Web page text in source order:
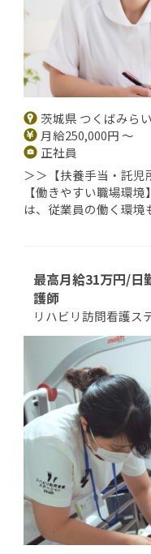
茨城県 つくばみら
月給250,000円 ～
正社員
＞＞【扶養手当・託
【働きやすい職場環
は、従業員の働く環境
最高月給31万円/日
護師
リハビリ訪問看護ス